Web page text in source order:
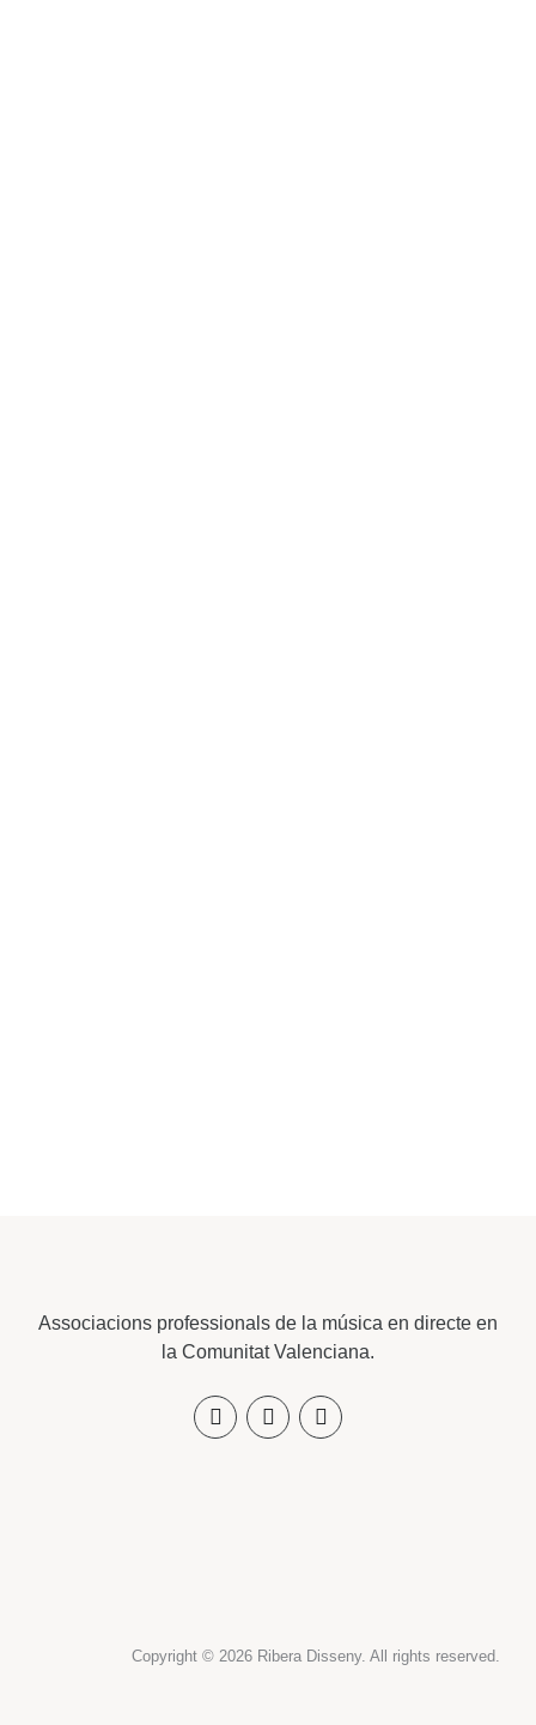
Associacions professionals de la música en directe en
la Comunitat Valenciana.
Copyright © 2026 Ribera Disseny. All rights reserved.